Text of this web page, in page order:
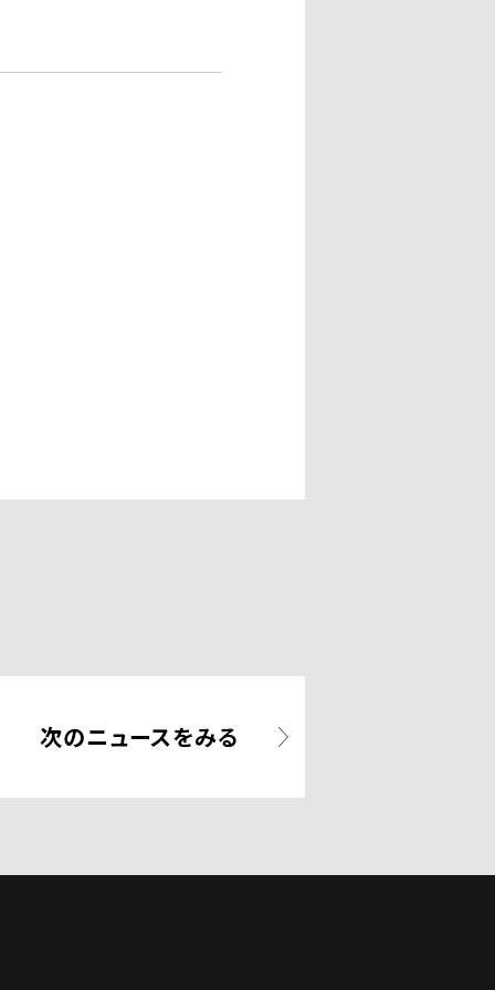
次のニュースをみる